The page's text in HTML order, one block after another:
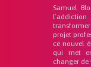
Samuel
projet
ce nouvel
qui met
changer de